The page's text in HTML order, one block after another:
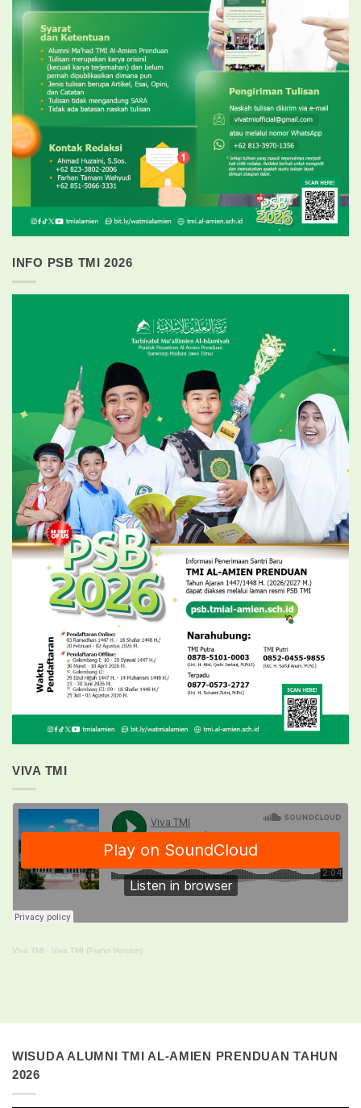
INFO PSB TMI 2026
VIVA TMI
Viva TMI · Viva TMI (Piano Version)
WISUDA ALUMNI TMI AL-AMIEN PRENDUAN TAHUN
2026